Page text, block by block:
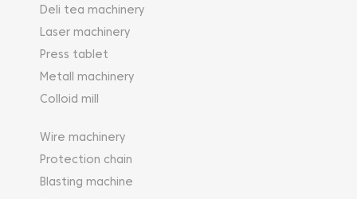
Deli tea machinery
Laser machinery
Press tablet
Metall machinery
Colloid mill
Wire machinery
Protection chain
Blasting machine